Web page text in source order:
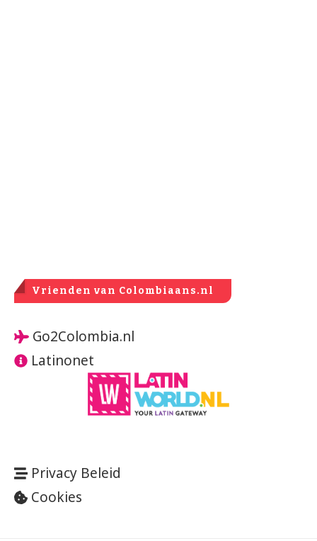
Vrienden van Colombiaans.nl
Go2Colombia.nl
Latinonet
Privacy Beleid
Cookies